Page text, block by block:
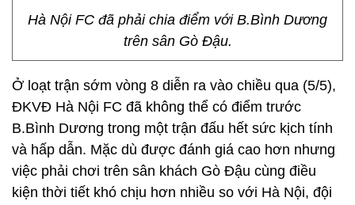
Hà Nội FC đã phải chia điểm với B.Bình Dương
trên sân Gò Đậu.
Ở loạt trận sớm vòng 8 diễn ra vào chiều qua (5/5),
ĐKVĐ Hà Nội FC đã không thể có điểm trước
B.Bình Dương trong một trận đấu hết sức kịch tính
và hấp dẫn. Mặc dù được đánh giá cao hơn nhưng
việc phải chơi trên sân khách Gò Đậu cùng điều
kiện thời tiết khó chịu hơn nhiều so với Hà Nội, đội